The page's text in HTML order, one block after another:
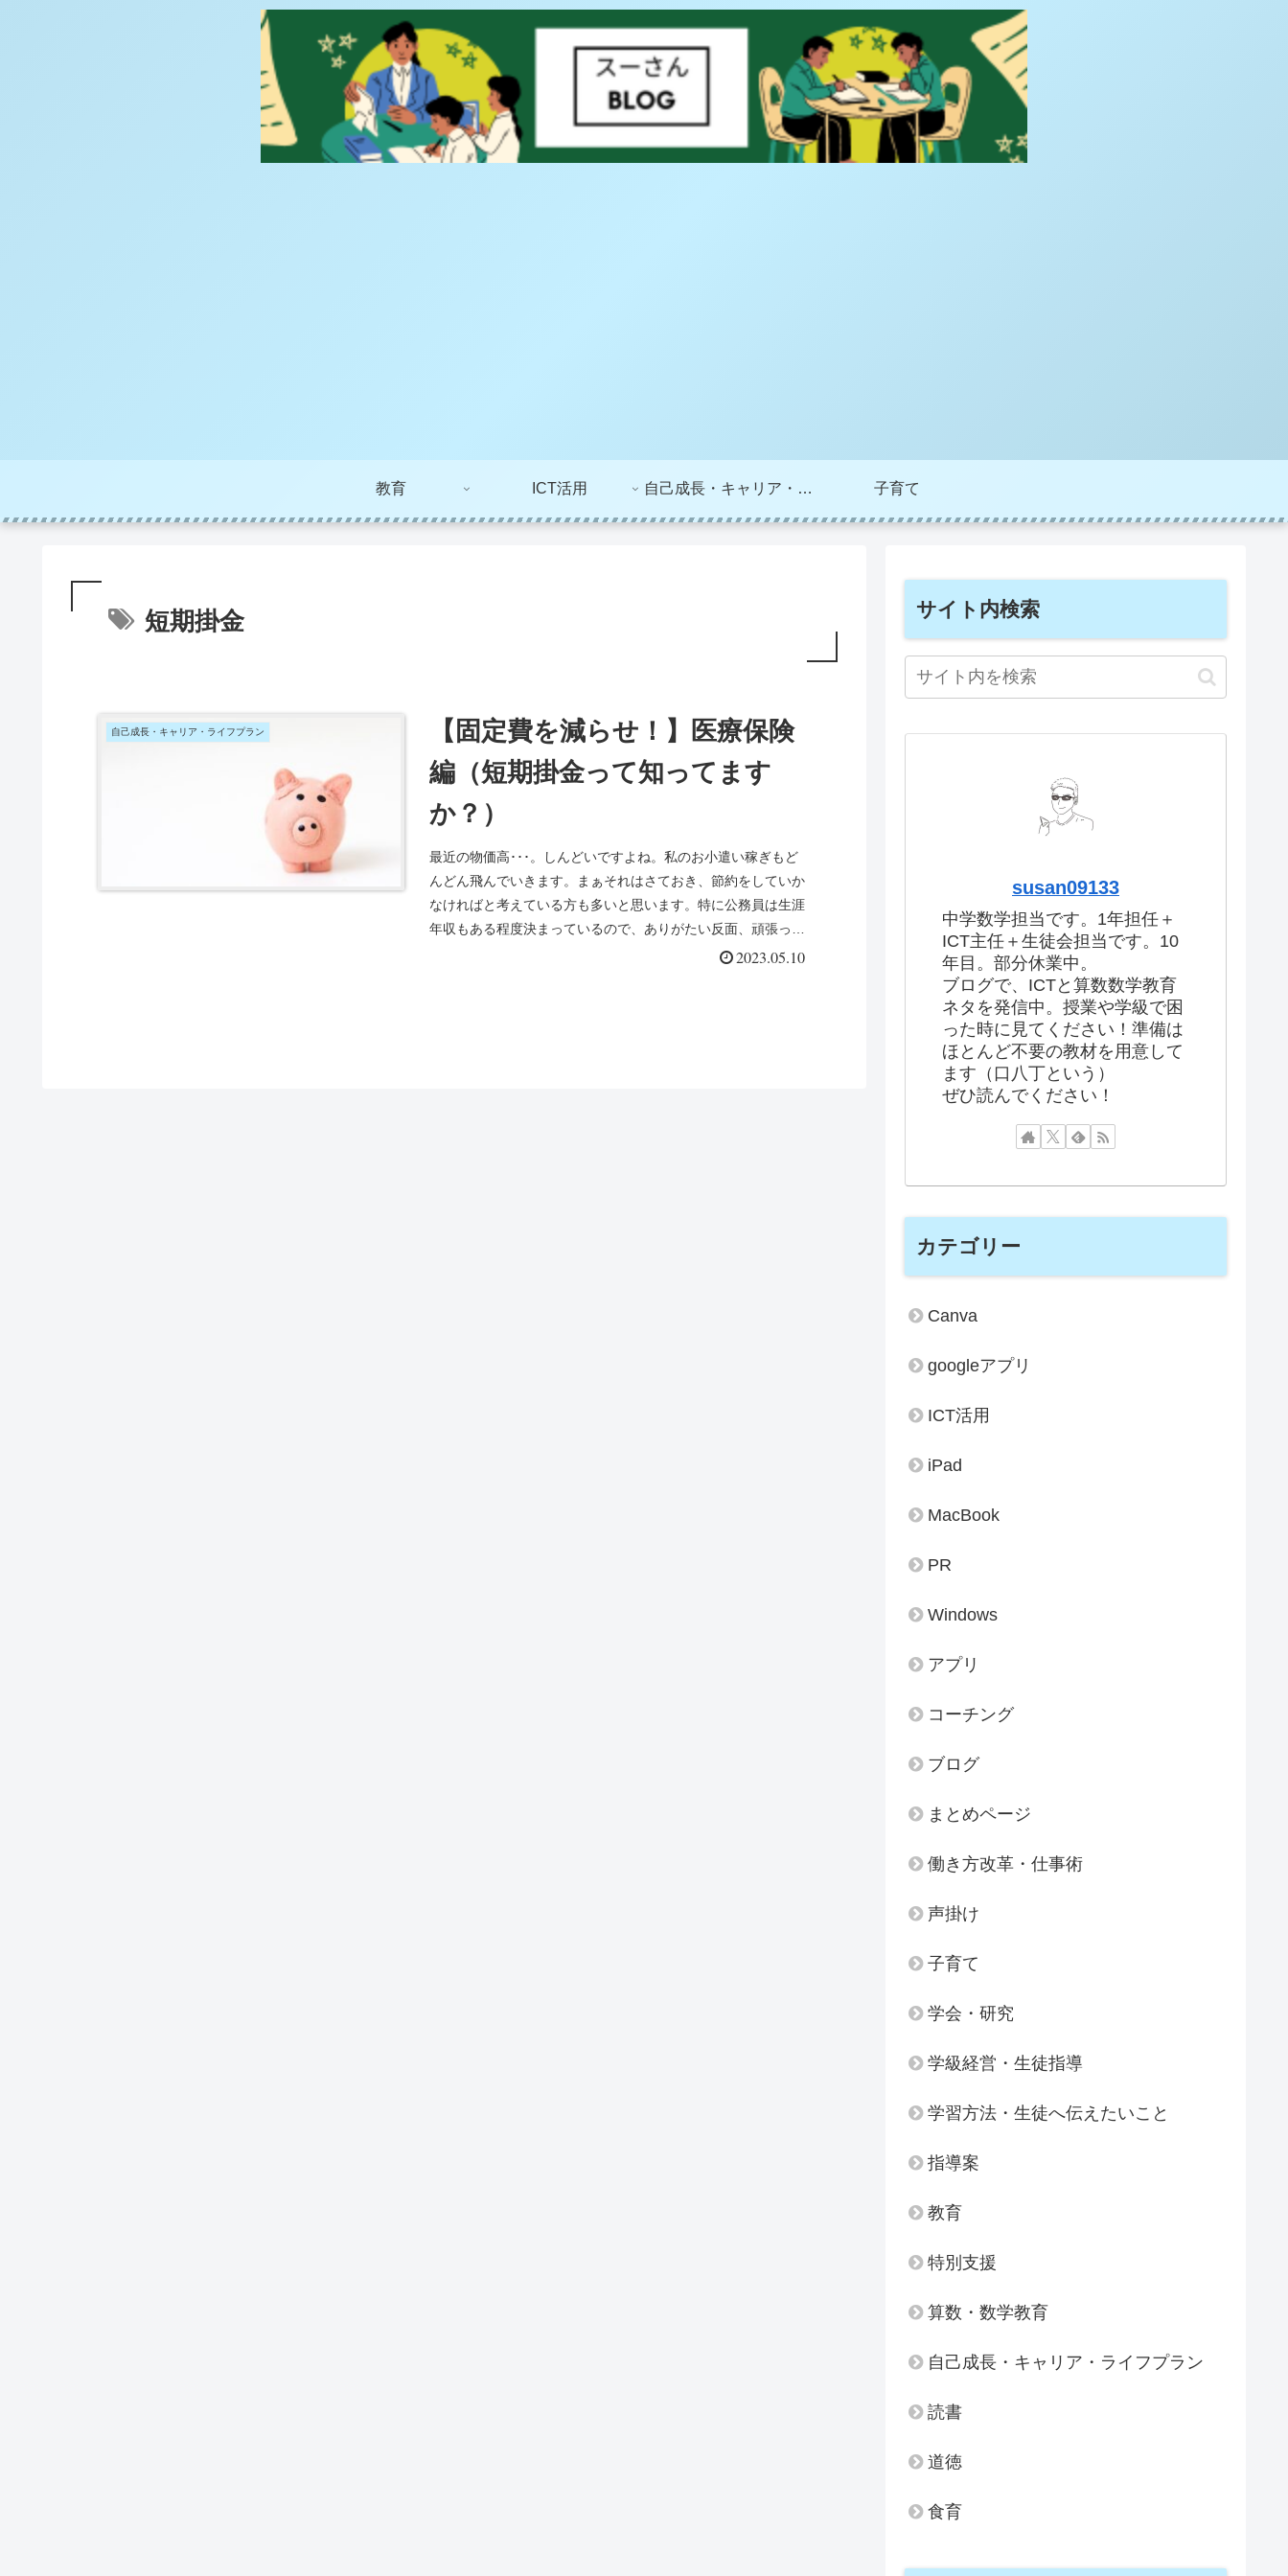
教育 ICT活用 自己成長・キャリア・ライフプラン 子育て
短期掛金
自己成長・キャリア・ライフプラン
【固定費を減らせ！】医療保険
編（短期掛金って知ってます
か？）
最近の物価高･･･。しんどいですよね。私のお小遣い稼ぎもど
んどん飛んでいきます。まぁそれはさておき、節約をしていか
なければと考えている方も多いと思います。特に公務員は生涯
年収もある程度決まっているので、ありがたい反面、頑張って
2023.05.10
サイト内検索
susan09133
中学数学担当です。1年担任＋
ICT主任＋生徒会担当です。10
年目。部分休業中。
ブログで、ICTと算数数学教育
ネタを発信中。授業や学級で困
った時に見てください！準備は
ほとんど不要の教材を用意して
ます（口八丁という）
ぜひ読んでください！
カテゴリー
Canva
googleアプリ
ICT活用
iPad
MacBook
PR
Windows
アプリ
コーチング
ブログ
まとめページ
働き方改革・仕事術
声掛け
子育て
学会・研究
学級経営・生徒指導
学習方法・生徒へ伝えたいこと
指導案
教育
特別支援
算数・数学教育
自己成長・キャリア・ライフプラン
読書
道徳
食育